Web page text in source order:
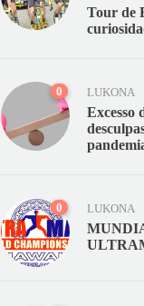
Tour de
0 LUKONA
Excesso
0 LUKONA